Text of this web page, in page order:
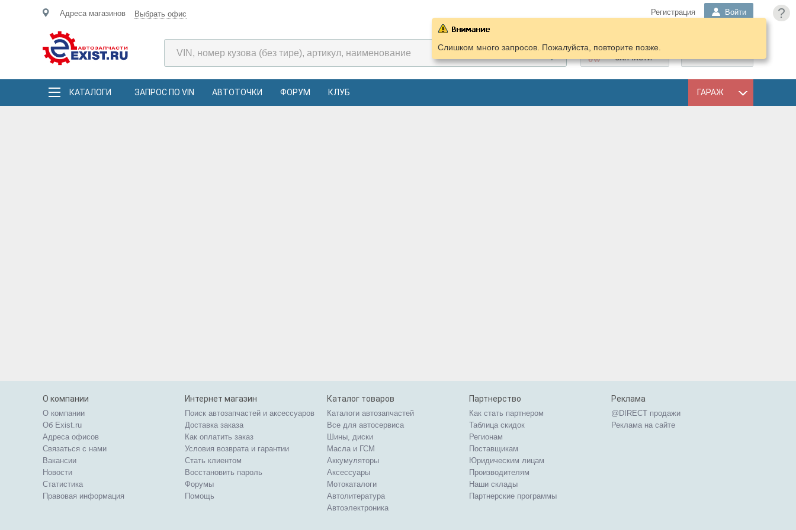
?
Адреса магазинов Выбрать офис Регистрация Войти
ПОДОБРАТЬ
ЗАПЧАСТИ
КАТАЛОГИ ЗАПРОС ПО VIN АВТОТОЧКИ ФОРУМ КЛУБ ГАРАЖ
Слишком много запросов. Пожалуйста, повторите позже.
О компании
О компании
Об Exist.ru
Адреса офисов
Связаться с нами
Вакансии
Новости
Статистика
Правовая информация
Интернет магазин
Поиск автозапчастей и аксессуаров
Доставка заказа
Как оплатить заказ
Условия возврата и гарантии
Стать клиентом
Восстановить пароль
Форумы
Помощь
Каталог товаров
Каталоги автозапчастей
Все для автосервиса
Шины, диски
Масла и ГСМ
Аккумуляторы
Аксессуары
Мотокаталоги
Автолитература
Автоэлектроника
Партнерство
Как стать партнером
Таблица скидок
Регионам
Поставщикам
Юридическим лицам
Производителям
Наши склады
Партнерские программы
Реклама
@DIRECT продажи
Реклама на сайте